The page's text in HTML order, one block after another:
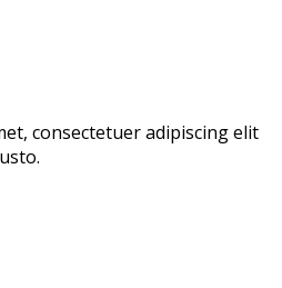
consectetuer adipiscing elit